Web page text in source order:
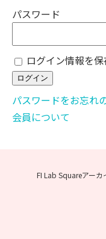
パスワード
ログイン情報を
パスワードをお忘れ
会員について
FI Lab Squareアーカ